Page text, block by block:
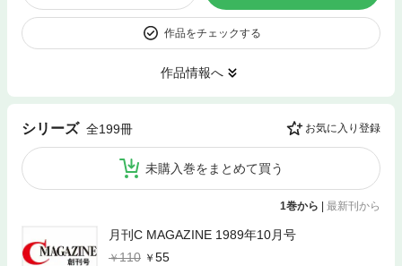
作品をチェックする
作品情報へ
シリーズ 全199冊 お気に入り登録
未購入巻をまとめて買う
1巻から 最新刊から
月刊C MAGAZINE 1989年10月号
110
55